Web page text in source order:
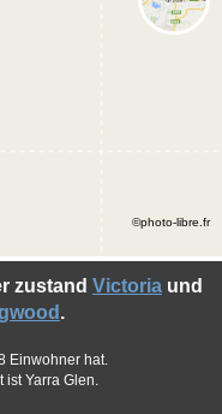
zustand Victoria und
.
Einwohner hat.
ist Yarra Glen.
©photo-libre.fr